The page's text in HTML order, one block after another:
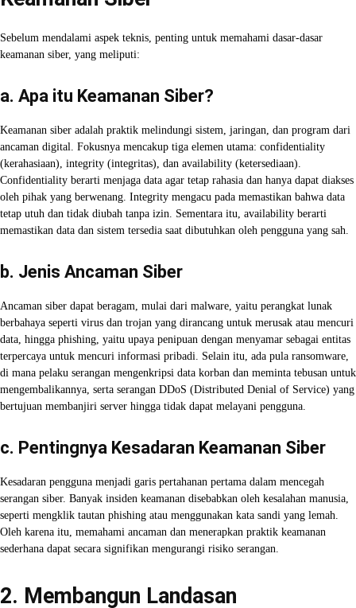
Sebelum mendalami aspek teknis, penting untuk memahami dasar-dasar
keamanan siber, yang meliputi:
a. Apa itu Keamanan Siber?
Keamanan siber adalah praktik melindungi sistem, jaringan, dan program dari
ancaman digital. Fokusnya mencakup tiga elemen utama: confidentiality
(kerahasiaan), integrity (integritas), dan availability (ketersediaan).
Confidentiality berarti menjaga data agar tetap rahasia dan hanya dapat diakses
oleh pihak yang berwenang. Integrity mengacu pada memastikan bahwa data
tetap utuh dan tidak diubah tanpa izin. Sementara itu, availability berarti
memastikan data dan sistem tersedia saat dibutuhkan oleh pengguna yang sah.
b. Jenis Ancaman Siber
Ancaman siber dapat beragam, mulai dari malware, yaitu perangkat lunak
berbahaya seperti virus dan trojan yang dirancang untuk merusak atau mencuri
data, hingga phishing, yaitu upaya penipuan dengan menyamar sebagai entitas
terpercaya untuk mencuri informasi pribadi. Selain itu, ada pula ransomware,
di mana pelaku serangan mengenkripsi data korban dan meminta tebusan untuk
mengembalikannya, serta serangan DDoS (Distributed Denial of Service) yang
bertujuan membanjiri server hingga tidak dapat melayani pengguna.
c. Pentingnya Kesadaran Keamanan Siber
Kesadaran pengguna menjadi garis pertahanan pertama dalam mencegah
serangan siber. Banyak insiden keamanan disebabkan oleh kesalahan manusia,
seperti mengklik tautan phishing atau menggunakan kata sandi yang lemah.
Oleh karena itu, memahami ancaman dan menerapkan praktik keamanan
sederhana dapat secara signifikan mengurangi risiko serangan.
2. Membangun Landasan